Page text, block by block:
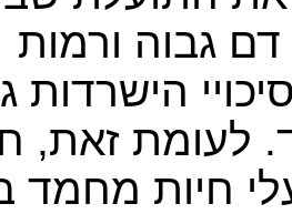
גבוה ורמות
הישרדות
לעומת זאת,
חיות מחמד